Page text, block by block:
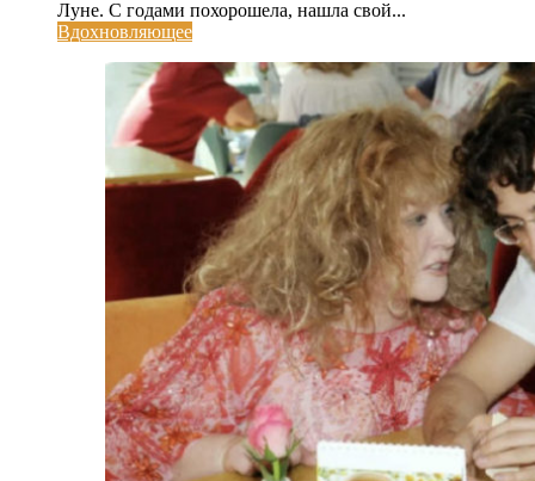
Луне. С годами похорошела, нашла свой...
Вдохновляющее